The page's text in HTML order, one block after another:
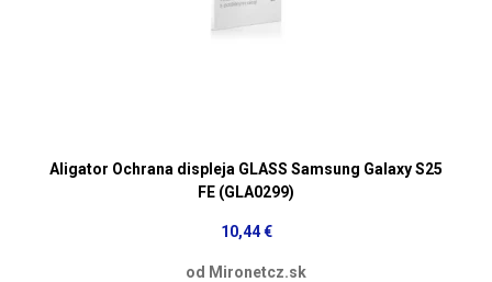
Aligator Ochrana displeja GLASS Samsung Galaxy S25
FE (GLA0299)
10,44 €
od Mironetcz.sk